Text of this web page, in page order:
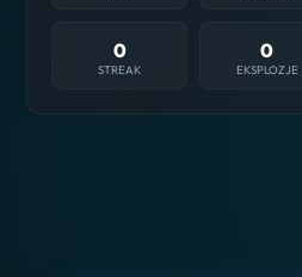
0
STREAK
0
EKSPLOZJE